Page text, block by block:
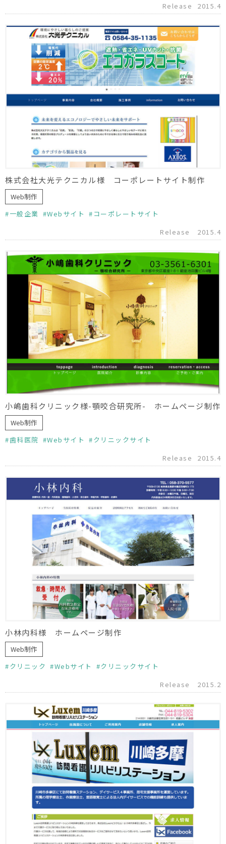
Release
2015.4
株式会社大光テクニカル様 コーポレートサイト制作
Web制作
一般企業
Webサイト
コーポレートサイト
Release
2015.4
小嶋歯科クリニック様-顎咬合研究所- ホームページ制作
Web制作
歯科医院
Webサイト
クリニックサイト
Release
2015.4
小林内科様 ホームページ制作
Web制作
クリニック
Webサイト
クリニックサイト
Release
2015.2